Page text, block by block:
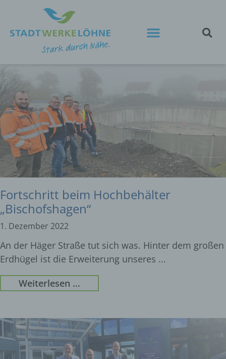
Fortschritt beim Hochbehälter
„Bischofshagen“
1. Dezember 2022
An der Häger Straße tut sich was. Hinter dem großen
Erdhügel ist die Erweiterung unseres
Weiterlesen ...